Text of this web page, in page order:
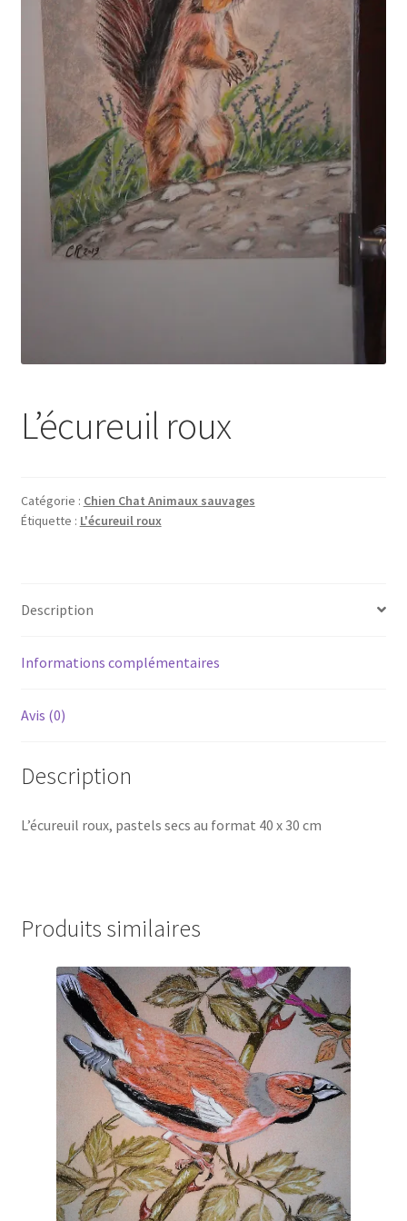
WPMS HTML Sitemap
L’écureuil roux
Catégorie : Chien Chat Animaux sauvages
Étiquette : L'écureuil roux
Description
Informations complémentaires
Avis (0)
Description
L’écureuil roux, pastels secs au format 40 x 30 cm
Produits similaires